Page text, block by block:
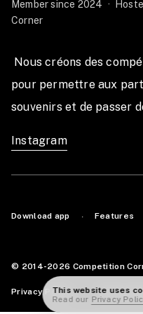
Participe en solo ou en
Duo H/H – H/F – F/F
Open : charges HYROX
charges Open
🚦 Départs toutes les 15
Le format Full reprend
Member since 2024 ·
Corner
pour permettre aux
souvenirs et de passer
Instagram
Download app · Features
© 2014-2026 Competition
Privacy Policy · Terms of
This website uses
Read our Privacy